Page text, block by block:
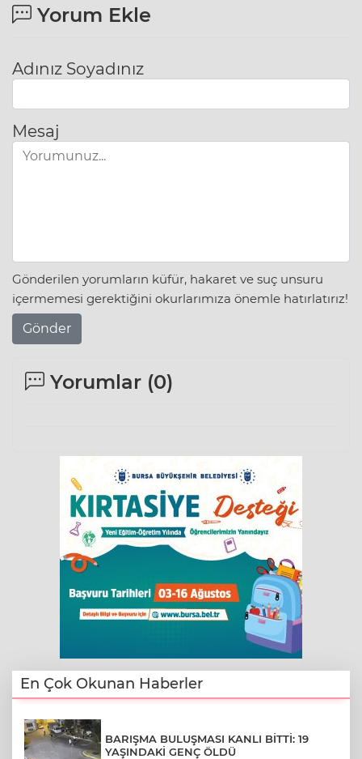
Yorum Ekle
Adınız Soyadınız
Mesaj
Gönderilen yorumların küfür, hakaret ve suç unsuru
içermemesi gerektiğini okurlarımıza önemle hatırlatırız!
Gönder
Yorumlar (0)
En Çok Okunan Haberler
BARIŞMA BULUŞMASI KANLI BİTTİ: 19
YAŞINDAKİ GENÇ ÖLDÜ